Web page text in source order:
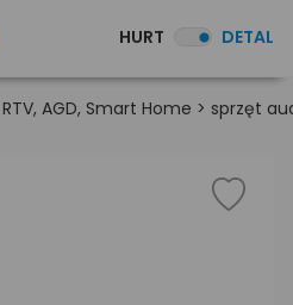
HURT DETAL
AGD, Smart Home > sprzęt